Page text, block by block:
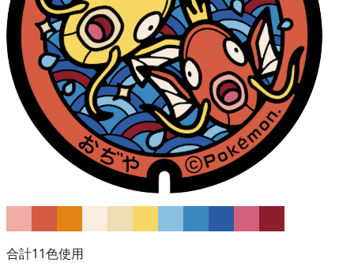
合計11色使用